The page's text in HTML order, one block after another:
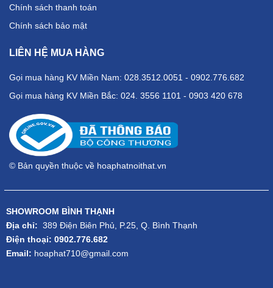
Chính sách thanh toán
Chính sách bảo mật
LIÊN HỆ MUA HÀNG
Gọi mua hàng KV Miền Nam: 028.3512.0051 - 0902.776.682
Gọi mua hàng KV Miền Bắc: 024. 3556 1101 - 0903 420 678
© Bản quyền thuộc về hoaphatnoithat.vn
SHOWROOM BÌNH THẠNH
Địa chỉ: 389 Điện Biên Phủ, P.25, Q. Bình Thạnh
Điện thoại: 0902.776.682
Email: hoaphat710@gmail.com